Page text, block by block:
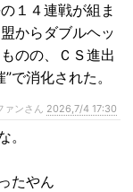
１４連戦が組ま
からダブルヘッ
のの、ＣＳ進出
で消化された。
ンさん 2026,7/4 17:30
。
たやん